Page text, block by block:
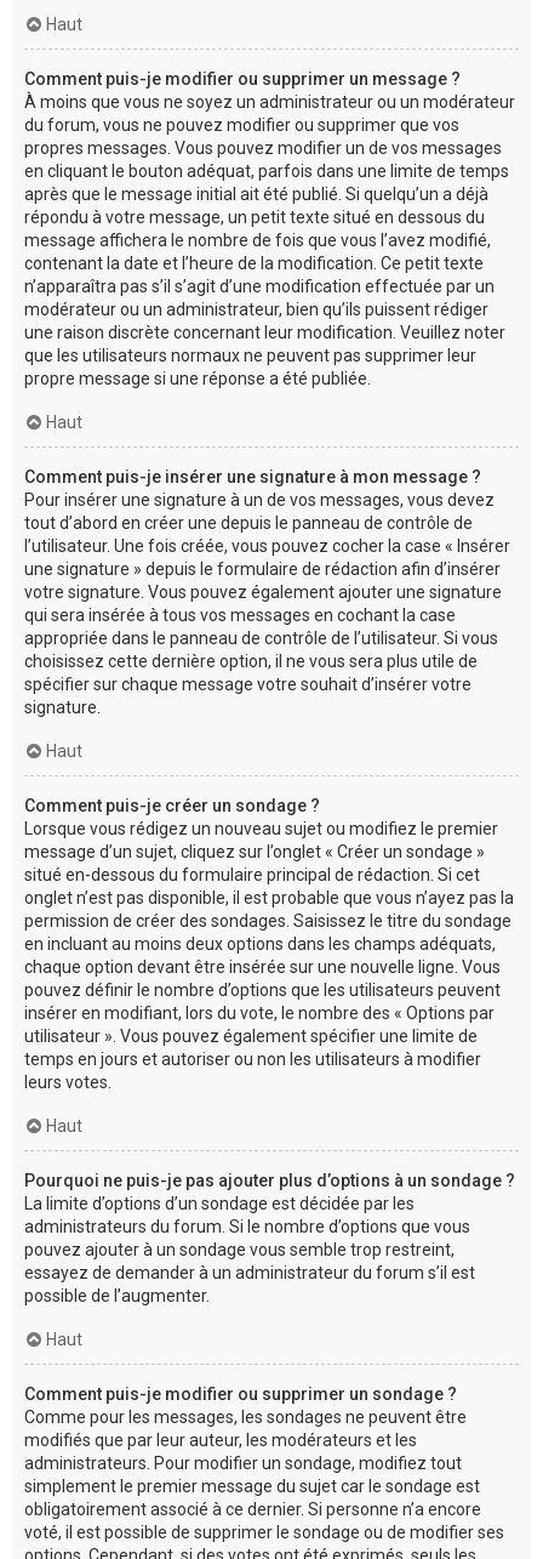
Haut
Comment puis-je modifier ou supprimer un message ?
À moins que vous ne soyez un administrateur ou un modérateur
du forum, vous ne pouvez modifier ou supprimer que vos
propres messages. Vous pouvez modifier un de vos messages
en cliquant le bouton adéquat, parfois dans une limite de temps
après que le message initial ait été publié. Si quelqu’un a déjà
répondu à votre message, un petit texte situé en dessous du
message affichera le nombre de fois que vous l’avez modifié,
contenant la date et l’heure de la modification. Ce petit texte
n’apparaîtra pas s’il s’agit d’une modification effectuée par un
modérateur ou un administrateur, bien qu’ils puissent rédiger
une raison discrète concernant leur modification. Veuillez noter
que les utilisateurs normaux ne peuvent pas supprimer leur
propre message si une réponse a été publiée.
Haut
Comment puis-je insérer une signature à mon message ?
Pour insérer une signature à un de vos messages, vous devez
tout d’abord en créer une depuis le panneau de contrôle de
l’utilisateur. Une fois créée, vous pouvez cocher la case « Insérer
une signature » depuis le formulaire de rédaction afin d’insérer
votre signature. Vous pouvez également ajouter une signature
qui sera insérée à tous vos messages en cochant la case
appropriée dans le panneau de contrôle de l’utilisateur. Si vous
choisissez cette dernière option, il ne vous sera plus utile de
spécifier sur chaque message votre souhait d’insérer votre
signature.
Haut
Comment puis-je créer un sondage ?
Lorsque vous rédigez un nouveau sujet ou modifiez le premier
message d’un sujet, cliquez sur l’onglet « Créer un sondage »
situé en-dessous du formulaire principal de rédaction. Si cet
onglet n’est pas disponible, il est probable que vous n’ayez pas la
permission de créer des sondages. Saisissez le titre du sondage
en incluant au moins deux options dans les champs adéquats,
chaque option devant être insérée sur une nouvelle ligne. Vous
pouvez définir le nombre d’options que les utilisateurs peuvent
insérer en modifiant, lors du vote, le nombre des « Options par
utilisateur ». Vous pouvez également spécifier une limite de
temps en jours et autoriser ou non les utilisateurs à modifier
leurs votes.
Haut
Pourquoi ne puis-je pas ajouter plus d’options à un sondage ?
La limite d’options d’un sondage est décidée par les
administrateurs du forum. Si le nombre d’options que vous
pouvez ajouter à un sondage vous semble trop restreint,
essayez de demander à un administrateur du forum s’il est
possible de l’augmenter.
Haut
Comment puis-je modifier ou supprimer un sondage ?
Comme pour les messages, les sondages ne peuvent être
modifiés que par leur auteur, les modérateurs et les
administrateurs. Pour modifier un sondage, modifiez tout
simplement le premier message du sujet car le sondage est
obligatoirement associé à ce dernier. Si personne n’a encore
voté, il est possible de supprimer le sondage ou de modifier ses
options. Cependant, si des votes ont été exprimés, seuls les